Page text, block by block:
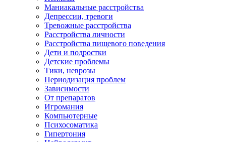
Маниакальные расстройства
Депрессии, тревоги
Тревожные расстройства
Расстройства личности
Расстройства пищевого поведения
Дети и подростки
Детские проблемы
Тики, неврозы
Периодизация проблем
Зависимости
От препаратов
Игромания
Компьютерные
Психосоматика
Гипертония